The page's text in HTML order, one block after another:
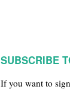
SUBSCRIBE
If you want to